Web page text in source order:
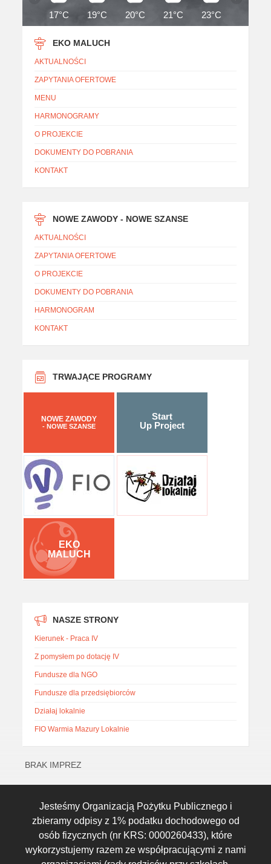
17°C 19°C 20°C 21°C 23°C
EKO MALUCH
AKTUALNOŚCI
ZAPYTANIA OFERTOWE
MENU
HARMONOGRAMY
O PROJEKCIE
DOKUMENTY DO POBRANIA
KONTAKT
NOWE ZAWODY - NOWE SZANSE
AKTUALNOŚCI
ZAPYTANIA OFERTOWE
O PROJEKCIE
DOKUMENTY DO POBRANIA
HARMONOGRAM
KONTAKT
TRWAJĄCE PROGRAMY
NOWE ZAWODY
- NOWE SZANSE
Start
Up Project
EKO
MALUCH
NASZE STRONY
Kierunek - Praca IV
Z pomysłem po dotację IV
Fundusze dla NGO
Fundusze dla przedsiębiorców
Działaj lokalnie
FIO Warmia Mazury Lokalnie
BRAK IMPREZ
Jesteśmy Organizacją Pożytku Publicznego i
zbieramy odpisy z 1% podatku dochodowego od
osób fizycznych (nr KRS: 0000260433), które
wykorzystujemy razem ze współpracującymi z nami